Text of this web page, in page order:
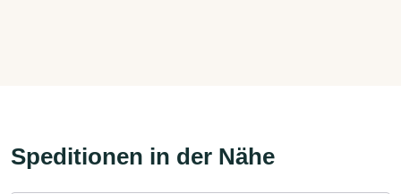
Speditionen in der Nähe